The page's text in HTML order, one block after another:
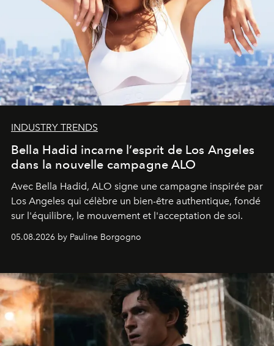
INDUSTRY TRENDS
Bella Hadid incarne l’esprit de Los Angeles
dans la nouvelle campagne ALO
Avec Bella Hadid, ALO signe une campagne inspirée par
Los Angeles qui célèbre un bien-être authentique, fondé
sur l'équilibre, le mouvement et l'acceptation de soi.
05.08.2026 by Pauline Borgogno